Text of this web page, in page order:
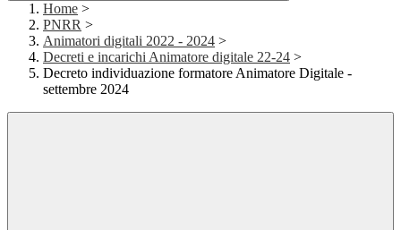
Home >
PNRR >
Animatori digitali 2022 - 2024 >
Decreti e incarichi Animatore digitale 22-24 >
Decreto individuazione formatore Animatore Digitale -
settembre 2024